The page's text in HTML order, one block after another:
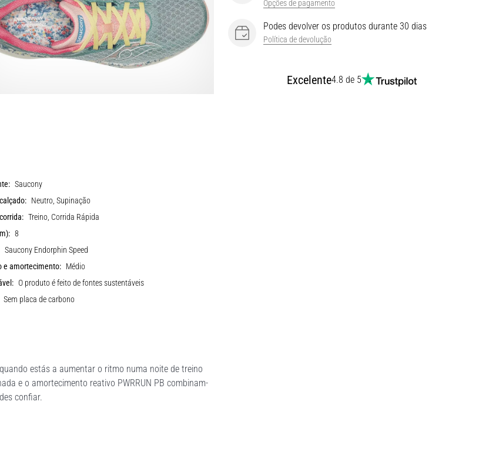
Opções de pagamento
Podes devolver os produtos durante 30 dias
Política de devolução
Excelente4.8 de 5
Saucony
Neutro, Supinação
Treino, Corrida Rápida
8
Saucony Endorphin Speed
e amortecimento: Médio
O produto é feito de fontes sustentáveis
Sem placa de carbono
estás a aumentar o ritmo numa noite de treino
e o amortecimento reativo PWRRUN PB combinam-
confiar.